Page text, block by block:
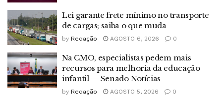
Lei garante frete mínimo no transporte
de cargas; saiba o que muda
by Redação AGOSTO 6, 2026 0
Na CMO, especialistas pedem mais
recursos para melhoria da educação
infantil — Senado Notícias
by Redação AGOSTO 5, 2026 0